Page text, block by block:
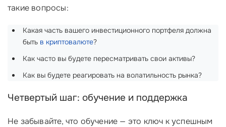
такие вопросы:
Какая часть вашего инвестиционного портфеля должна
быть в криптовалюте?
Как часто вы будете пересматривать свои активы?
Как вы будете реагировать на волатильность рынка?
Четвертый шаг: обучение и поддержка
Не забывайте, что обучение — это ключ к успешным